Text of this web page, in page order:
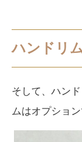
ハンドリ
そして、ハン
ムはオプショ